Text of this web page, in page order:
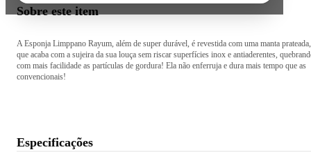
Sobre este item
A Esponja Limppano Rayum, além de super durável, é revestida com uma manta prateada,
que acaba com a sujeira da sua louça sem riscar superfícies inox e antiaderentes,
com mais facilidade as partículas de gordura! Ela não enferruja e dura mais tempo que as
convencionais!
Especificações